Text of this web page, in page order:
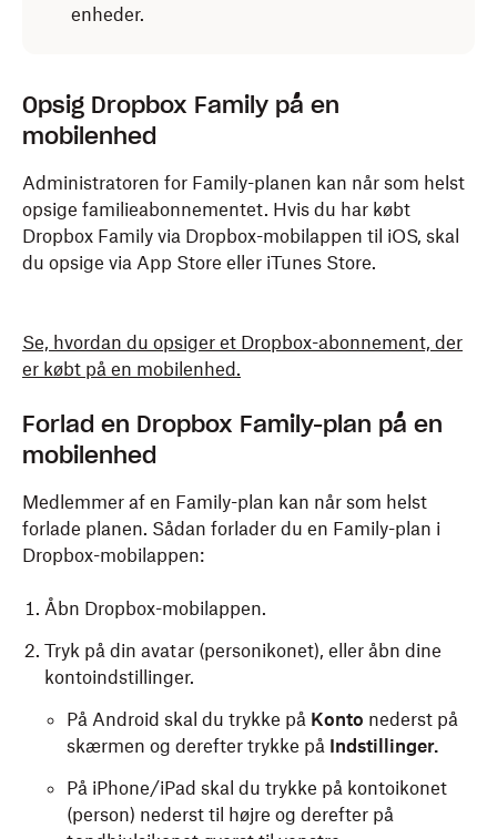
enheder.
Opsig Dropbox Family på en
mobilenhed
Administratoren for Family-planen kan når som helst
opsige familieabonnementet. Hvis du har købt
Dropbox Family via Dropbox-mobilappen til iOS, skal
du opsige via App Store eller iTunes Store.
Se, hvordan du opsiger et Dropbox-abonnement, der
er købt på en mobilenhed.
Forlad en Dropbox Family-plan på en
mobilenhed
Medlemmer af en Family-plan kan når som helst
forlade planen. Sådan forlader du en Family-plan i
Dropbox-mobilappen:
Åbn Dropbox-mobilappen.
Tryk på din avatar (personikonet), eller åbn dine
kontoindstillinger.
På Android skal du trykke på Konto nederst på
skærmen og derefter trykke på Indstillinger.
På iPhone/iPad skal du trykke på kontoikonet
(person) nederst til højre og derefter på